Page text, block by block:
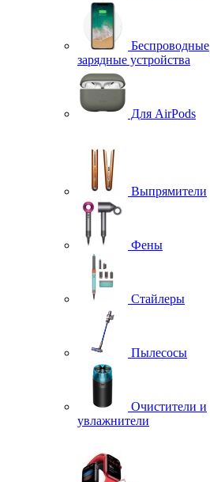
Беспроводные
зарядные устройства
Для AirPods
Выпрямители
Фены
Стайлеры
Пылесосы
Очистители и
увлажнители